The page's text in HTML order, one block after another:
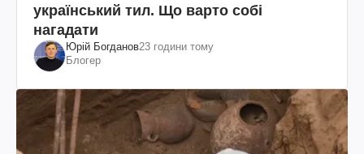
український тил. Що варто собі
нагадати
Юрій Богданов23 години тому
Блогер